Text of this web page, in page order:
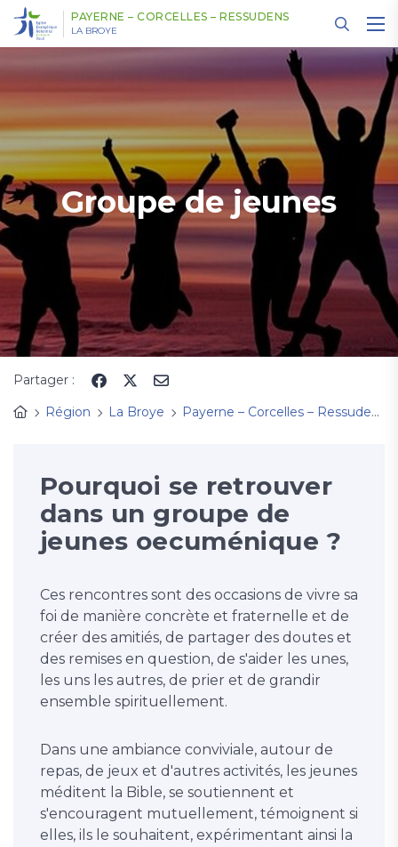
PAYERNE – CORCELLES – RESSUDENS
LA BROYE
Groupe de jeunes
Partager :
Région
La Broye Payerne – Corcelles – Ressudens
Pourquoi se retrouver
dans un groupe de
jeunes oecuménique ?
Ces rencontres sont des occasions de vivre sa
foi de manière concrète et fraternelle et de
créer des amitiés, de partager des doutes et
des remises en question, de s'aider les unes,
les uns les autres, de prier et de grandir
ensemble spirituellement.
Dans une ambiance conviviale, autour de
repas, de jeux et d'autres activités, les jeunes
méditent la Bible, se soutiennent et
s'encouragent mutuellement, témoignent si
elles, ils le souhaitent, expérimentant ainsi la
Panneau de gestion des cookies